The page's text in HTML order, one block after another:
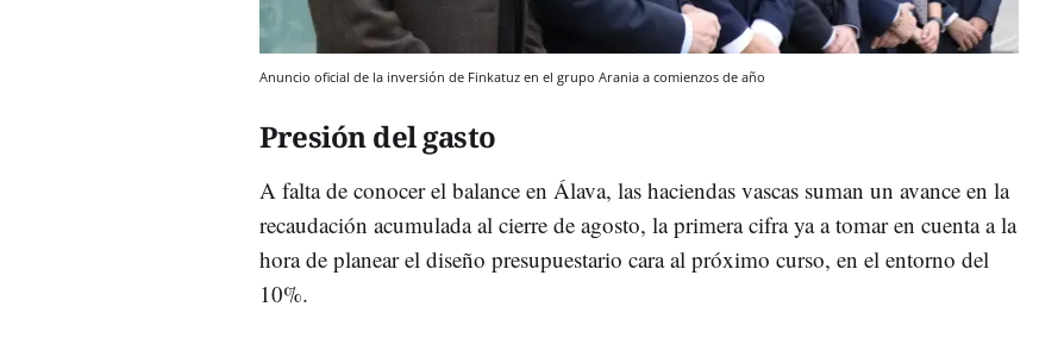
Anuncio oficial de la inversión de Finkatuz en el grupo Arania a comienzos de año
Presión del gasto
A falta de conocer el balance en Álava, las haciendas vascas suman un avance en la
recaudación acumulada al cierre de agosto, la primera cifra ya a tomar en cuenta a la
hora de planear el diseño presupuestario cara al próximo curso, en el entorno del
10%.